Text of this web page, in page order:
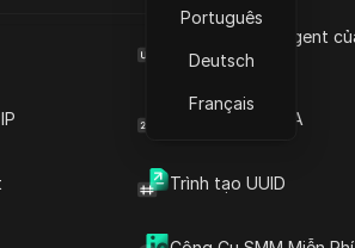
Browser User Agent
Trình tạo mã 2FA
Trình tạo UUID
Português
Deutsch
Français
Đặt câu hỏi
Mở trong ChatGPT
Đặt câu hỏi về trang này
Đặt câu hỏi về trang này